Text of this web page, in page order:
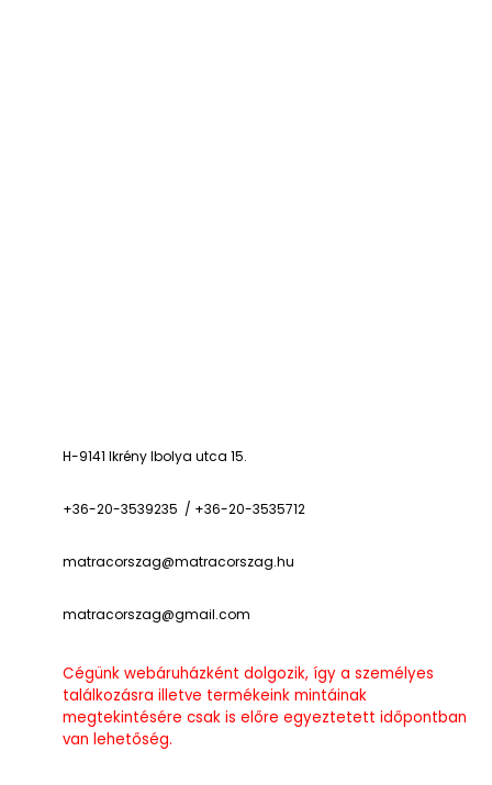
H-9141 Ikrény Ibolya utca 15.
+36-20-3539235 / +36-20-3535712
matracorszag@matracorszag.hu
matracorszag@gmail.com
Cégünk webáruházként dolgozik, így a személyes
találkozásra illetve termékeink mintáinak
megtekintésére csak is előre egyeztetett időpontban
van lehetőség.